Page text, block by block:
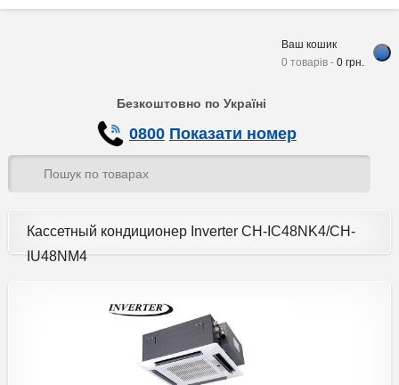
Ваш кошик
0 товарів -0 грн.
Безкоштовно по Україні
0800 Показати номер
Кассетный кондиционер Inverter CH-IC48NK4/CH-
IU48NM4